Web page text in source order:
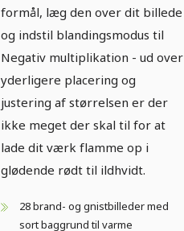
formål, læg den over dit billede
og indstil blandingsmodus til
Negativ multiplikation - ud over
yderligere placering og
justering af størrelsen er der
ikke meget der skal til for at
lade dit værk flamme op i
glødende rødt til ildhvidt.
28 brand- og gnistbilleder med
sort baggrund til varme